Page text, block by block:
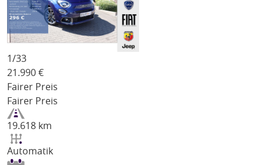
1/33
21.990 €
Fairer Preis
Fairer Preis
19.618 km
Automatik